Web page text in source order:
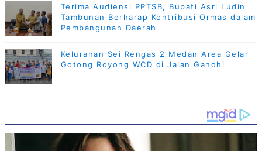
Terima Audiensi PPTSB, Bupati Asri Ludin
Tambunan Berharap Kontribusi Ormas dalam
Pembangunan Daerah
Kelurahan Sei Rengas 2 Medan Area Gelar
Gotong Royong WCD di Jalan Gandhi